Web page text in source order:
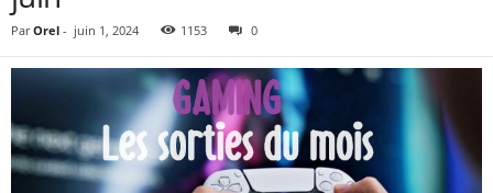
Par Orel - juin 1, 2024 1153 0